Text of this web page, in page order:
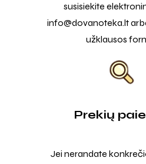
susisiekite
info@dovanoteka.lt
užklausos
Prekių
Jei nerandate